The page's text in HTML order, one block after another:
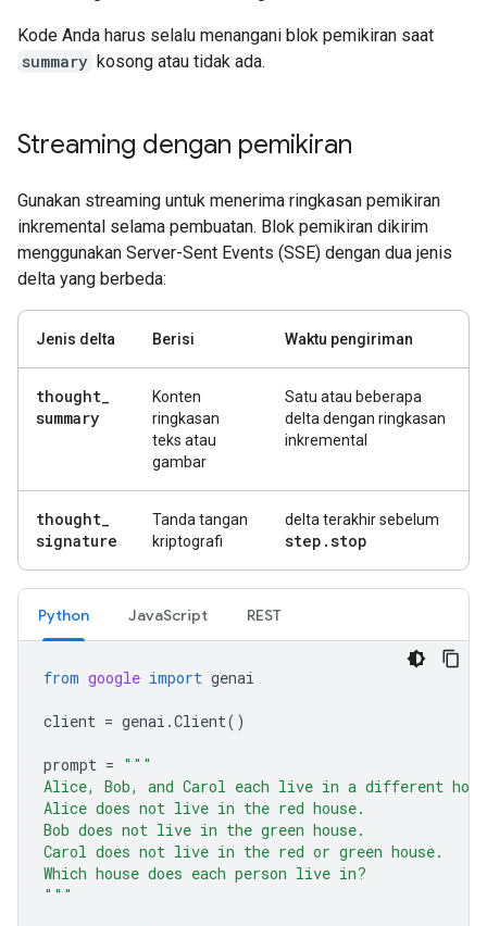
Kode Anda harus selalu menangani blok pemikiran saat
summary kosong atau tidak ada.
Streaming dengan pemikiran
Gunakan streaming untuk menerima ringkasan pemikiran
inkremental selama pembuatan. Blok pemikiran dikirim
menggunakan Server-Sent Events (SSE) dengan dua jenis
delta yang berbeda:
Jenis delta Berisi Waktu pengiriman
thought_
summary
Konten
ringkasan
teks atau
gambar
Satu atau beberapa
delta dengan ringkasan
inkremental
thought_
signature
Tanda tangan
kriptografi
delta terakhir sebelum
step .stop
Python JavaScript REST
from google import genai
client = genai .Client()
prompt = """
Alice, Bob, and Carol each live in a different
Alice does not live in the red house.
Bob does not live in the green house.
Carol does not live in the red or green house.
Which house does each person live in?
"""